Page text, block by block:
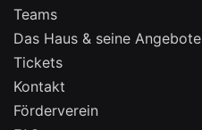
Teams
Das Haus & seine Angebote
Tickets
Kontakt
Förderverein